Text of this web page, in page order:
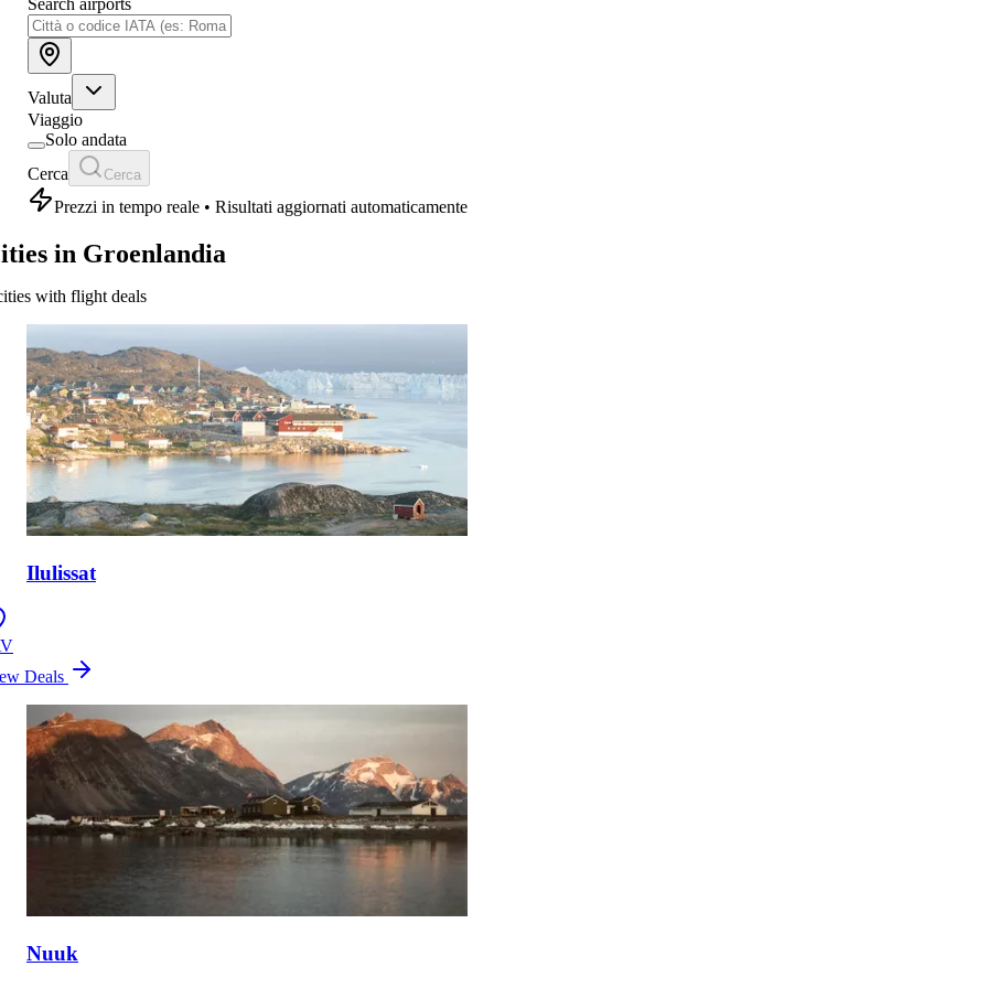
Search airports
Valuta
Viaggio
Solo andata
Cerca
Cerca
Prezzi in tempo reale • Risultati aggiornati automaticamente
in Groenlandia
with flight deals
Ilulissat
Deals
Nuuk